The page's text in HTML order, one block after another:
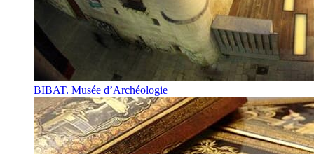
BIBAT. Musée d’Archéologie